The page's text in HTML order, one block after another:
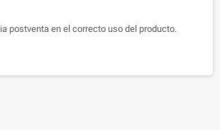
postventa en el correcto uso del producto.